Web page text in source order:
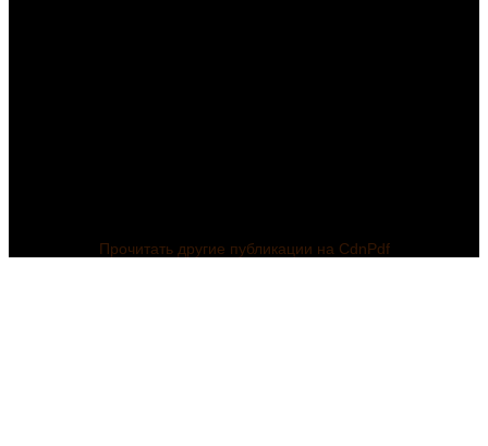
Прочитать другие публикации на CdnPdf